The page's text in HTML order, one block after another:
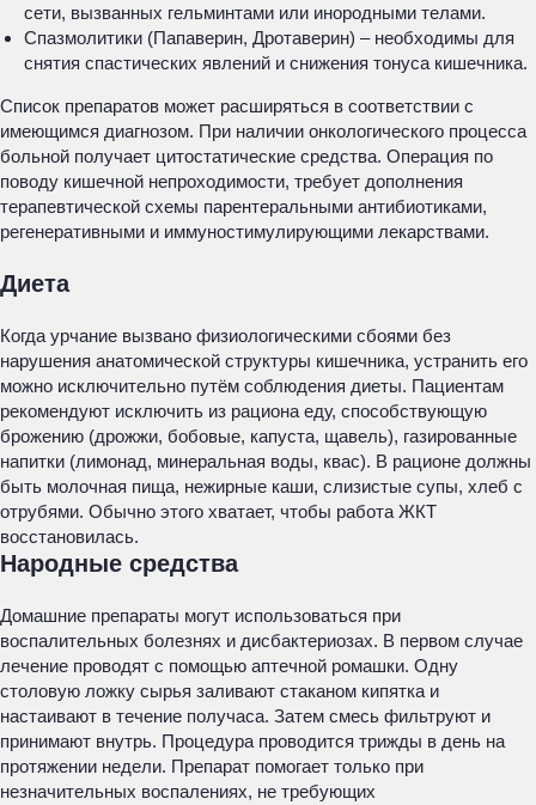
сети, вызванных гельминтами или инородными телами.
Спазмолитики (Папаверин, Дротаверин) – необходимы для
снятия спастических явлений и снижения тонуса кишечника.
Список препаратов может расширяться в соответствии с
имеющимся диагнозом. При наличии онкологического процесса
больной получает цитостатические средства. Операция по
поводу кишечной непроходимости, требует дополнения
терапевтической схемы парентеральными антибиотиками,
регенеративными и иммуностимулирующими лекарствами.
Диета
Когда урчание вызвано физиологическими сбоями без
нарушения анатомической структуры кишечника, устранить его
можно исключительно путём соблюдения диеты. Пациентам
рекомендуют исключить из рациона еду, способствующую
брожению (дрожжи, бобовые, капуста, щавель), газированные
напитки (лимонад, минеральная воды, квас). В рационе должны
быть молочная пища, нежирные каши, слизистые супы, хлеб с
отрубями. Обычно этого хватает, чтобы работа ЖКТ
восстановилась.
Народные средства
Домашние препараты могут использоваться при
воспалительных болезнях и дисбактериозах. В первом случае
лечение проводят с помощью аптечной ромашки. Одну
столовую ложку сырья заливают стаканом кипятка и
настаивают в течение получаса. Затем смесь фильтруют и
принимают внутрь. Процедура проводится трижды в день на
протяжении недели. Препарат помогает только при
незначительных воспалениях, не требующих